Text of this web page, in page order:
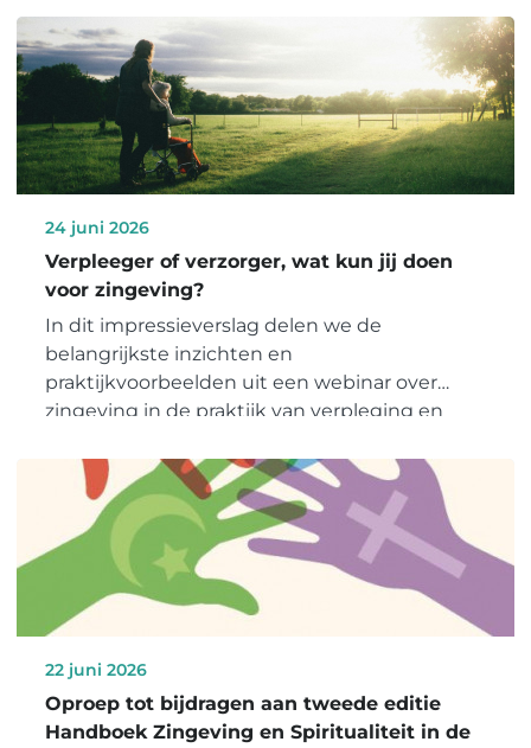
24 juni 2026
Verpleeger of verzorger, wat kun jij doen
voor zingeving?
In dit impressieverslag delen we de
belangrijkste inzichten en
praktijkvoorbeelden uit een webinar over
zingeving in de praktijk van verpleging en
22 juni 2026
Oproep tot bijdragen aan tweede editie
Handboek Zingeving en Spiritualiteit in de